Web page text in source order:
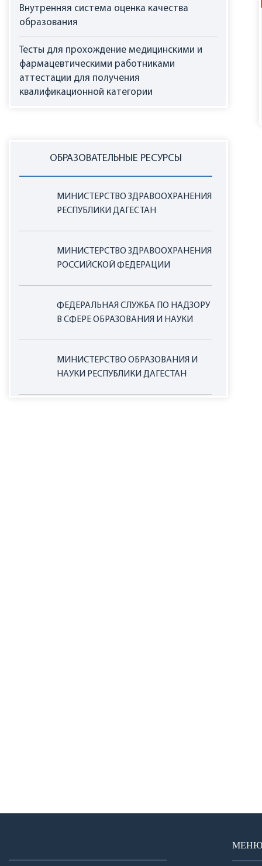
Внутренняя система оценка качества
образования
Тесты для прохождение медицинскими и
фармацевтическими работниками
аттестации для получения
квалификационной категории
ОБРАЗОВАТЕЛЬНЫЕ РЕСУРСЫ
МИНИСТЕРСТВО ЗДРАВООХРАНЕНИЯ
РЕСПУБЛИКИ ДАГЕСТАН
МИНИСТЕРСТВО ЗДРАВООХРАНЕНИЯ
РОССИЙСКОЙ ФЕДЕРАЦИИ
ФЕДЕРАЛЬНАЯ СЛУЖБА ПО НАДЗОРУ
В СФЕРЕ ОБРАЗОВАНИЯ И НАУКИ
МИНИСТЕРСТВО ОБРАЗОВАНИЯ И
НАУКИ РЕСПУБЛИКИ ДАГЕСТАН
МЕНЮ